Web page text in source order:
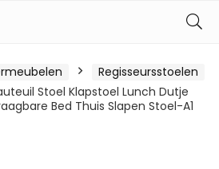
Regisseursstoelen
Stoel Klapstoel Lunch Dutje
Bed Thuis Slapen Stoel-A1